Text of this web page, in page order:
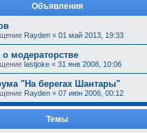
Объявления
Rayden « 01 май 2013, 19:33
модераторстве
lastjoke « 31 янв 2008, 10:06
"На берегах Шантары"
Rayden « 07 июн 2006, 00:12
Темы